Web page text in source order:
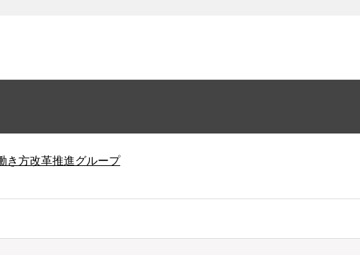
き方改革推進グループ